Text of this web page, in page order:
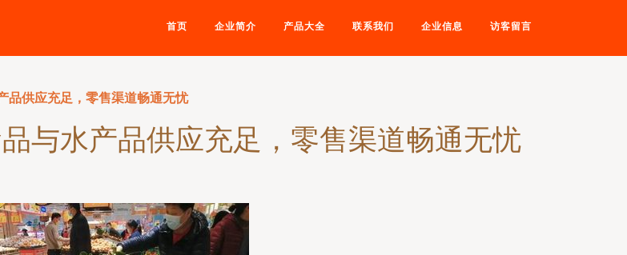
首页 企业简介 产品大全 联系我们 企业信息 访客留言
品供应充足，零售渠道畅通无忧
与水产品供应充足，零售渠道畅通无忧